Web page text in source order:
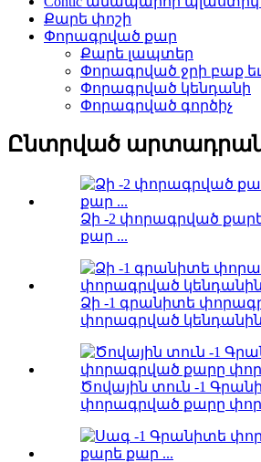
Քարե փոշի
Փորագրված քար
Քարե լապտեր
Փորագրված ջրի բաք
Փորագրված կենդանի
Փորագրված գործիչ
Ընտրված
Ձի -2 փորագրված
քար ...
Ձի -1 գրանիտե
փորագրված
Ծովային տուն -1
փորագրված քարը